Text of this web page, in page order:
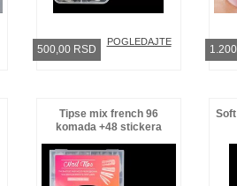
POGLEDAJTE
500,00 RSD
Tipse mix french 96
komada +48 stickera